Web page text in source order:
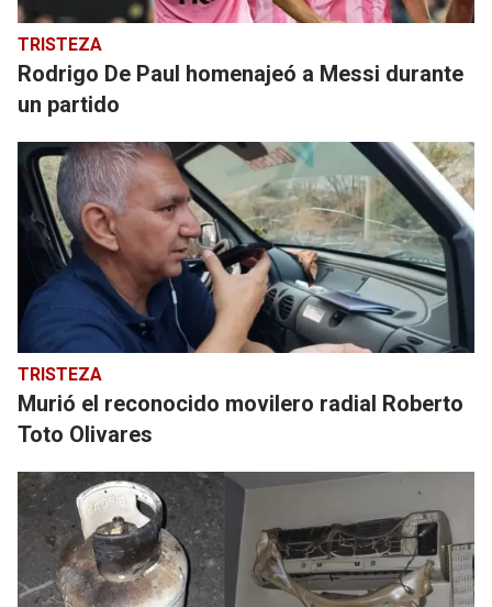
TRISTEZA
Rodrigo De Paul homenajeó a Messi durante
un partido
TRISTEZA
Murió el reconocido movilero radial Roberto
Toto Olivares